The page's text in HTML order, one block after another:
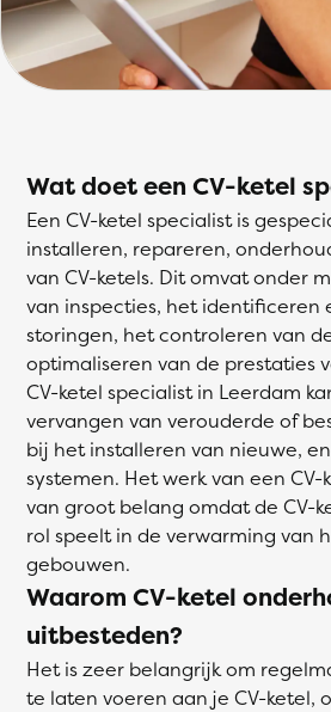
Wat doet een CV-ketel
Een CV-ketel specialist is
installeren, repareren,
van CV-ketels. Dit omvat onder
van inspecties, het identificeren
storingen, het controleren van
optimaliseren van de prestaties
CV-ketel specialist in Leerdam
vervangen van verouderde of
bij het installeren van nieuwe,
systemen. Het werk van een CV-
van groot belang omdat de CV-
rol speelt in de verwarming van
gebouwen.
Waarom CV-ketel
uitbesteden?
Het is zeer belangrijk om
te laten voeren aan je CV-ketel,